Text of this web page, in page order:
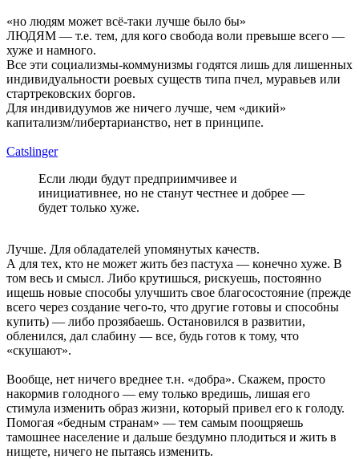
«но людям может всё-таки лучше было бы»
ЛЮДЯМ — т.е. тем, для кого свобода воли превыше всего —
хуже и намного.
Все эти социализмы-коммунизмы годятся лишь для лишенных
индивидуальности роевых существ типа пчел, муравьев или
стартрековских боргов.
Для индивидуумов же ничего лучше, чем «дикий»
капитализм/либертарианство, нет в принципе.
Catslinger
Если люди будут предприимчивее и
инициативнее, но не станут честнее и добрее —
будет только хуже.
Лучше. Для обладателей упомянутых качеств.
А для тех, кто не может жить без пастуха — конечно хуже. В
том весь и смысл. Либо крутишься, рискуешь, постоянно
ищешь новые способы улучшить свое благосостояние (прежде
всего через создание чего-то, что другие готовы и способны
купить) — либо прозябаешь. Остановился в развитии,
обленился, дал слабину — все, будь готов к тому, что
«скушают».
Вообще, нет ничего вреднее т.н. «добра». Скажем, просто
накормив голодного — ему только вредишь, лишая его
стимула изменить образ жизни, который привел его к голоду.
Помогая «бедным странам» — тем самым поощряешь
тамошнее население и дальше бездумно плодиться и жить в
нищете, ничего не пытаясь изменить.